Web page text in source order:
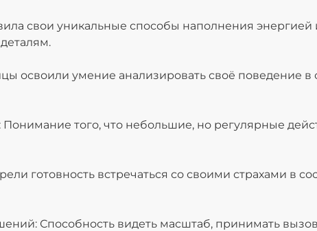
свои уникальные способы наполнения
освоили умение анализировать своё поведение в
того, что небольшие, но регулярные
готовность встречаться со своими страхами в
Способность видеть масштаб, принимать